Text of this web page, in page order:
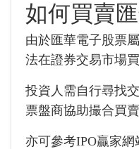
如何買賣
由於匯華電子股票
法在證券交易市場
投資人需自行尋找
票盤商協助撮合買賣
亦可參考IPO贏家